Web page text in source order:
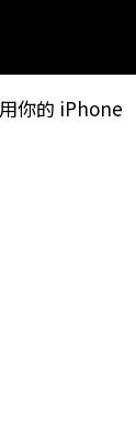
你的 iPhone